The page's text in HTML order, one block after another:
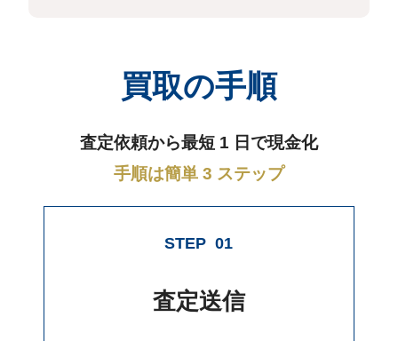
買取の手順
査定依頼から最短 1 日で現金化
手順は簡単 3 ステップ
STEP 01
査定送信